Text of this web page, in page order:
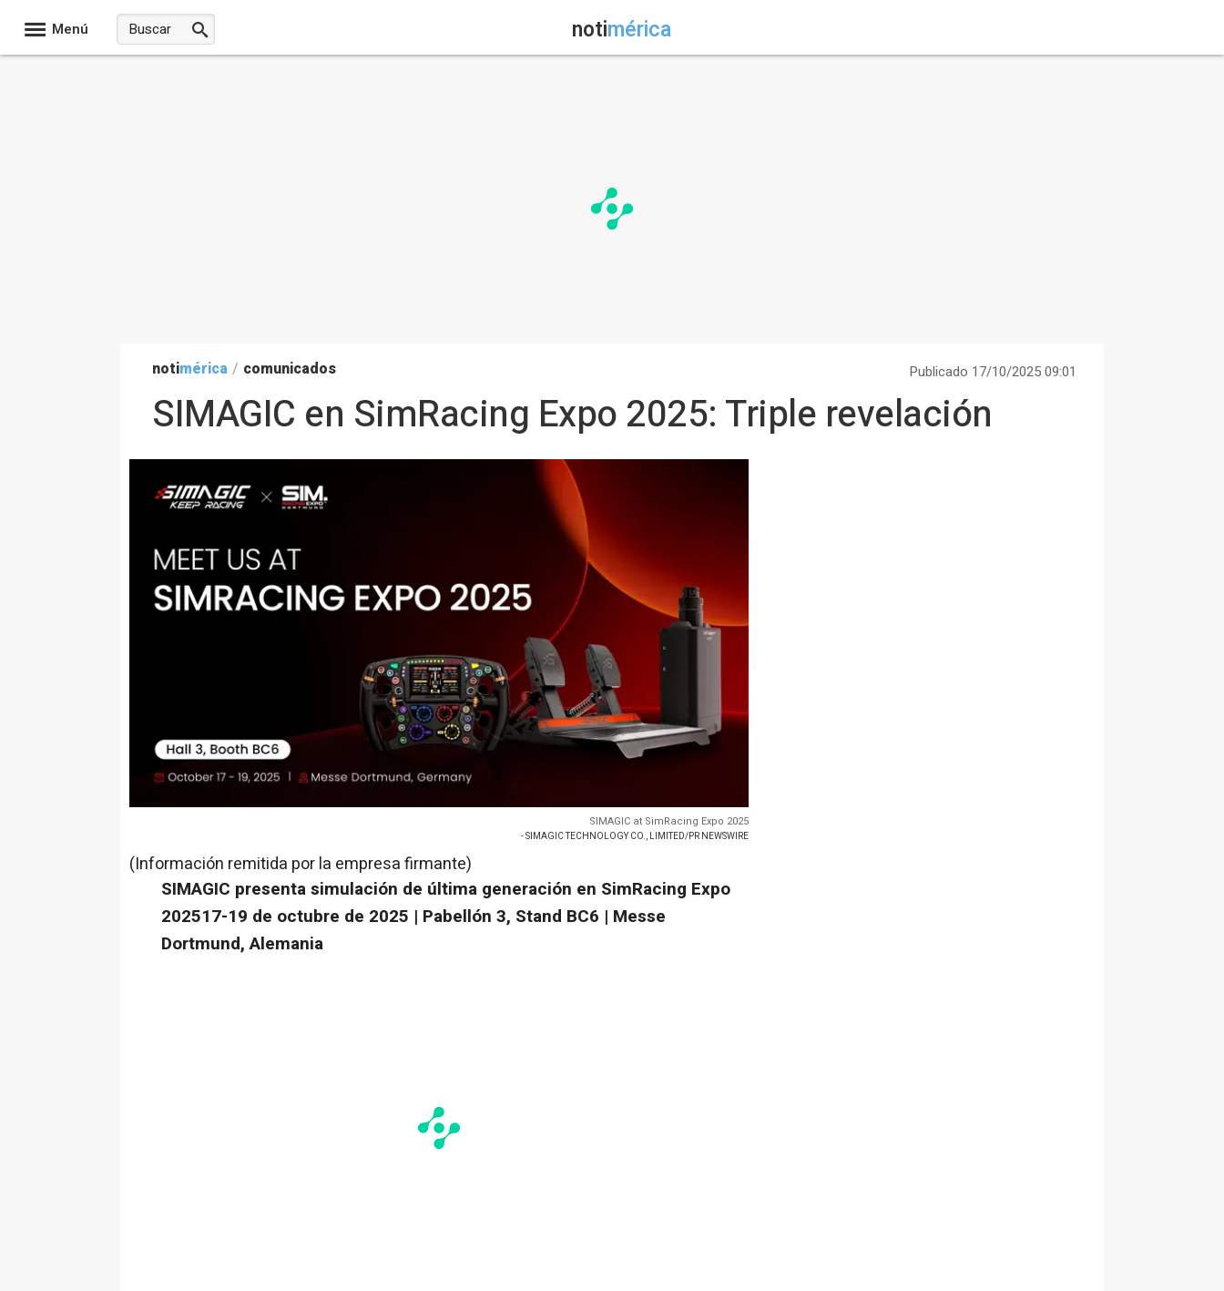
Menú notimérica
notimérica / comunicados Publicado 17/10/2025 09:01
SIMAGIC en SimRacing Expo 2025: Triple revelación
SIMAGIC at SimRacing Expo 2025
- SIMAGIC TECHNOLOGY CO., LIMITED/PR NEWSWIRE
(Información remitida por la empresa firmante)
SIMAGIC presenta simulación de última generación en SimRacing Expo
202517-19 de octubre de 2025 | Pabellón 3, Stand BC6 | Messe
Dortmund, Alemania